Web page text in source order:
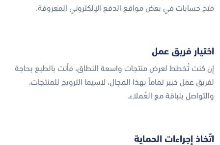
فتح حسابات في بعض مواقع الدفع الإلكتروني المعروفة.
اختيار فريق عمل
إن كنت تُخطط لعرض منتجات واسعة النطاق، فأنت بالطبع بحاجة
لفريق عمل خبير تماماً بهذا المجال، لاسيما الترويج للمنتجات،
والتواصل بلباقة مع العُملاء.
اتّخاذ إجراءات الحماية